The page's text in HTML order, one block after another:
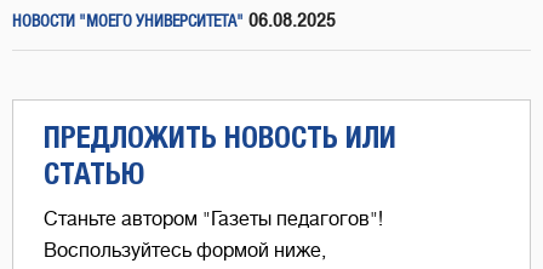
НОВОСТИ "МОЕГО УНИВЕРСИТЕТА" 06.08.2025
ПРЕДЛОЖИТЬ НОВОСТЬ ИЛИ
СТАТЬЮ
Станьте автором "Газеты педагогов"!
Воспользуйтесь формой ниже,